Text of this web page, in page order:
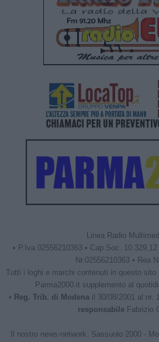
Linea Radio
• P.Iva 02556210363 • Cap.Soc.
Nr.02556210363 • Rea
Tutti i loghi e marchi contenuti in questo sito
Parma2000.it supplemento al
• Reg. Trib. di Modena il 30/08/2001 al nr.
responsabileFabrizio
Il nostro news-network: Sassuolo 2000-